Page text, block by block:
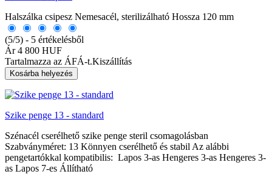
Halszálka csipesz Nemesacél, sterilizálható Hossza 120 mm
(5/5) - 5 értékelésből
Ár 4 800 HUF
Tartalmazza az ÁFÁ-t.Kiszállítás
Kosárba helyezés
Szike penge 13 - standard
Szénacél cserélhető szike penge steril csomagolásban
Szabványméret: 13 Könnyen cserélhető és stabil Az alábbi
pengetartókkal kompatibilis: Lapos 3-as Hengeres 3-as Hengeres 3-
as Lapos 7-es Állítható